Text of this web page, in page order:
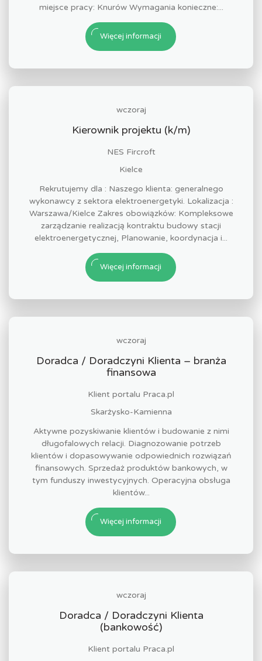
miejsce pracy: Knurów Wymagania konieczne:...
Więcej informacji
wczoraj
Kierownik projektu (k/m)
NES Fircroft
Kielce
Rekrutujemy dla : Naszego klienta: generalnego
wykonawcy z sektora elektroenergetyki. Lokalizacja :
Warszawa/Kielce Zakres obowiązków: Kompleksowe
zarządzanie realizacją kontraktu budowy stacji
elektroenergetycznej, Planowanie, koordynacja i...
Więcej informacji
wczoraj
Doradca / Doradczyni Klienta – branża
finansowa
Klient portalu Praca.pl
Skarżysko-Kamienna
Aktywne pozyskiwanie klientów i budowanie z nimi
długofalowych relacji. Diagnozowanie potrzeb
klientów i dopasowywanie odpowiednich rozwiązań
finansowych. Sprzedaż produktów bankowych, w
tym funduszy inwestycyjnych. Operacyjna obsługa
klientów...
Więcej informacji
wczoraj
Doradca / Doradczyni Klienta
(bankowość)
Klient portalu Praca.pl